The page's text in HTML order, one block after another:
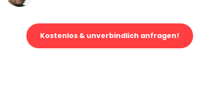
Kostenlos & unverbindlich anfragen!